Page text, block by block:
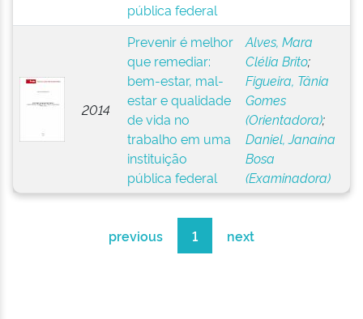
pública federal
2014
Prevenir é melhor
que remediar:
bem-estar, mal-
estar e qualidade
de vida no
trabalho em uma
instituição
pública federal
Alves, Mara
Clélia Brito;
Figueira, Tânia
Gomes
(Orientadora);
Daniel, Janaína
Bosa
(Examinadora)
previous 1 next